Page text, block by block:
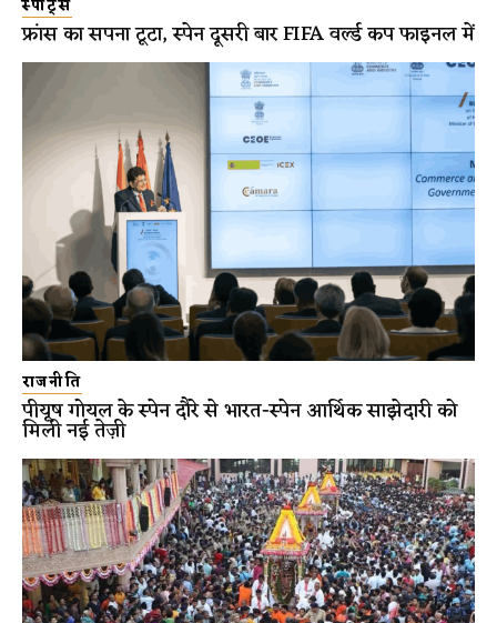
स्पोर्ट्स
फ्रांस का सपना टूटा, स्पेन दूसरी बार FIFA वर्ल्ड कप फाइनल में
राजनीति
पीयूष गोयल के स्पेन दौरे से भारत-स्पेन आर्थिक साझेदारी को
मिली नई तेज़ी